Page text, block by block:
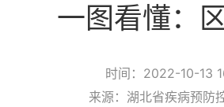
一图看懂：
时间：2022-10-13
来源：湖北省疾病预防